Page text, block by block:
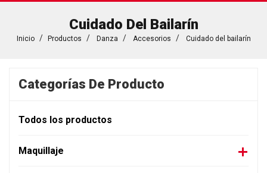
Cuidado Del Bailarín
Inicio Productos Danza Accesorios Cuidado del bailarín
Categorías De Producto
Todos los productos
Maquillaje